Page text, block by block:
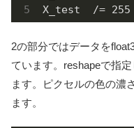
X_test  /= 255
2の部分ではデータを
ています。reshapeで指
ます。ピクセルの色の濃
ます。